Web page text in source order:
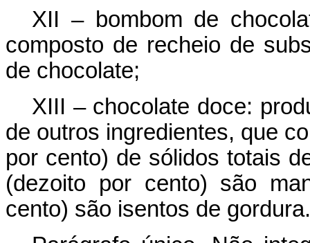
XII – bombom de
composto de recheio de
de chocolate;
XIII – chocolate doce:
de outros ingredientes, que
por cento) de sólidos totais
(dezoito por cento) são
cento) são isentos de gordura.